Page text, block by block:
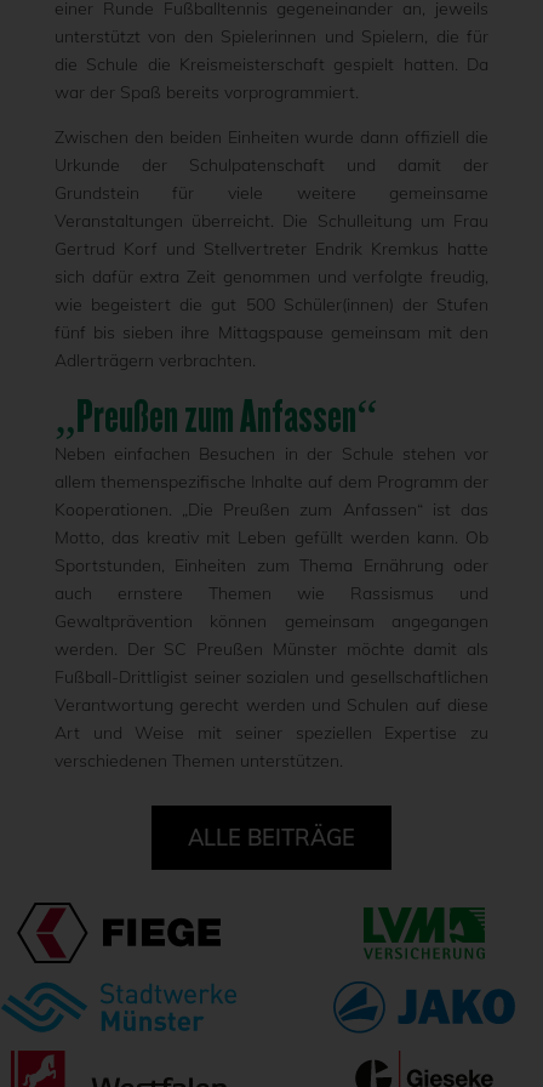
einer Runde Fußballtennis gegeneinander an, jeweils
unterstützt von den Spielerinnen und Spielern, die für
die Schule die Kreismeisterschaft gespielt hatten. Da
war der Spaß bereits vorprogrammiert.
Zwischen den beiden Einheiten wurde dann offiziell die
Urkunde der Schulpatenschaft und damit der
Grundstein für viele weitere gemeinsame
Veranstaltungen überreicht. Die Schulleitung um Frau
Gertrud Korf und Stellvertreter Endrik Kremkus hatte
sich dafür extra Zeit genommen und verfolgte freudig,
wie begeistert die gut 500 Schüler(innen) der Stufen
fünf bis sieben ihre Mittagspause gemeinsam mit den
Adlerträgern verbrachten.
„Preußen zum Anfassen“
Neben einfachen Besuchen in der Schule stehen vor
allem themenspezifische Inhalte auf dem Programm der
Kooperationen. „Die Preußen zum Anfassen“ ist das
Motto, das kreativ mit Leben gefüllt werden kann. Ob
Sportstunden, Einheiten zum Thema Ernährung oder
auch ernstere Themen wie Rassismus und
Gewaltprävention können gemeinsam angegangen
werden. Der SC Preußen Münster möchte damit als
Fußball-Drittligist seiner sozialen und gesellschaftlichen
Verantwortung gerecht werden und Schulen auf diese
Art und Weise mit seiner speziellen Expertise zu
verschiedenen Themen unterstützen.
ALLE BEITRÄGE